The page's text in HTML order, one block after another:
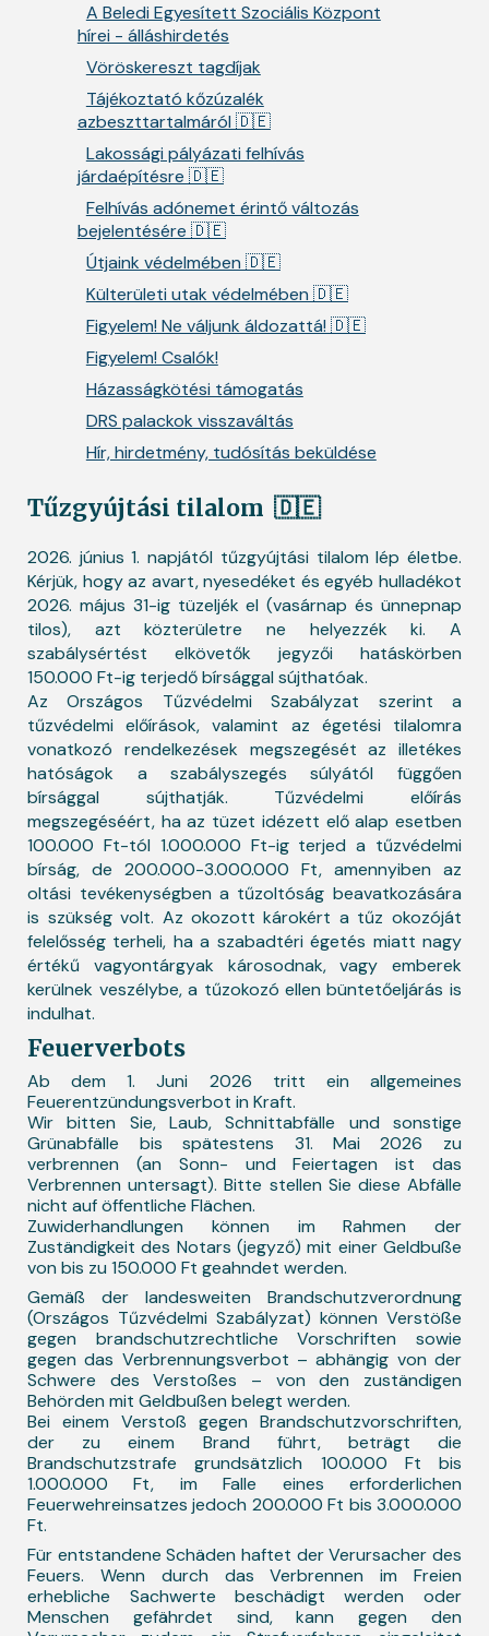
A Beledi Egyesített Szociális Központ
hírei - álláshirdetés
Vöröskereszt tagdíjak
Tájékoztató kőzúzalék
azbeszttartalmáról 🇩🇪
Lakossági pályázati felhívás
járdaépítésre 🇩🇪
Felhívás adónemet érintő változás
bejelentésére 🇩🇪
Útjaink védelmében 🇩🇪
Külterületi utak védelmében 🇩🇪
Figyelem! Ne váljunk áldozattá! 🇩🇪
Figyelem! Csalók!
Házasságkötési támogatás
DRS palackok visszaváltás
Hír, hirdetmény, tudósítás beküldése
Tűzgyújtási tilalom 🇩🇪
2026. június 1. napjától tűzgyújtási tilalom lép életbe.
Kérjük, hogy az avart, nyesedéket és egyéb hulladékot
2026. május 31-ig tüzeljék el (vasárnap és ünnepnap
tilos), azt közterületre ne helyezzék ki. A
szabálysértést elkövetők jegyzői hatáskörben
150.000 Ft-ig terjedő bírsággal sújthatóak.
Az Országos Tűzvédelmi Szabályzat szerint a
tűzvédelmi előírások, valamint az égetési tilalomra
vonatkozó rendelkezések megszegését az illetékes
hatóságok a szabályszegés súlyától függően
bírsággal sújthatják. Tűzvédelmi előírás
megszegéséért, ha az tüzet idézett elő alap esetben
100.000 Ft-tól 1.000.000 Ft-ig terjed a tűzvédelmi
bírság, de 200.000-3.000.000 Ft, amennyiben az
oltási tevékenységben a tűzoltóság beavatkozására
is szükség volt. Az okozott károkért a tűz okozóját
felelősség terheli, ha a szabadtéri égetés miatt nagy
értékű vagyontárgyak károsodnak, vagy emberek
kerülnek veszélybe, a tűzokozó ellen büntetőeljárás is
indulhat.
Feuerverbots
Ab dem 1. Juni 2026 tritt ein allgemeines
Feuerentzündungsverbot in Kraft.
Wir bitten Sie, Laub, Schnittabfälle und sonstige
Grünabfälle bis spätestens 31. Mai 2026 zu
verbrennen (an Sonn- und Feiertagen ist das
Verbrennen untersagt). Bitte stellen Sie diese Abfälle
nicht auf öffentliche Flächen.
Zuwiderhandlungen können im Rahmen der
Zuständigkeit des Notars (jegyző) mit einer Geldbuße
von bis zu 150.000 Ft geahndet werden.
Gemäß der landesweiten Brandschutzverordnung
(Országos Tűzvédelmi Szabályzat) können Verstöße
gegen brandschutzrechtliche Vorschriften sowie
gegen das Verbrennungsverbot – abhängig von der
Schwere des Verstoßes – von den zuständigen
Behörden mit Geldbußen belegt werden.
Bei einem Verstoß gegen Brandschutzvorschriften,
der zu einem Brand führt, beträgt die
Brandschutzstrafe grundsätzlich 100.000 Ft bis
1.000.000 Ft, im Falle eines erforderlichen
Feuerwehreinsatzes jedoch 200.000 Ft bis 3.000.000
Ft.
Für entstandene Schäden haftet der Verursacher des
Feuers. Wenn durch das Verbrennen im Freien
erhebliche Sachwerte beschädigt werden oder
Menschen gefährdet sind, kann gegen den